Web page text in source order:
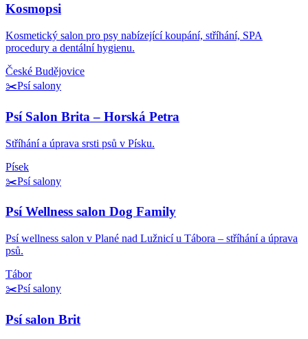
Kosmopsi
Kosmetický salon pro psy nabízející koupání, stříhání, SPA
procedury a dentální hygienu.
České Budějovice
✂️Psí salony
Psí Salon Brita – Horská Petra
Stříhání a úprava srsti psů v Písku.
Písek
✂️Psí salony
Psí Wellness salon Dog Family
Psí wellness salon v Plané nad Lužnicí u Tábora – stříhání a úprava
psů.
Tábor
✂️Psí salony
Psí salon Brit